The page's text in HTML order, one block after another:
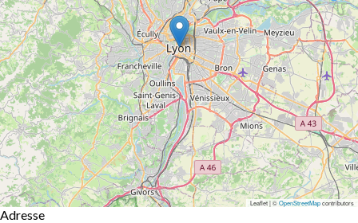
Leaflet | ©OpenStreetMapcontributors
Adresse